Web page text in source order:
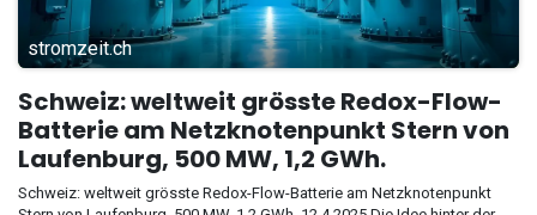
stromzeit.ch
Schweiz: weltweit grösste Redox-Flow-
Batterie am Netzknotenpunkt Stern von
Laufenburg, 500 MW, 1,2 GWh.
Schweiz: weltweit grösste Redox-Flow-Batterie am Netzknotenpunkt